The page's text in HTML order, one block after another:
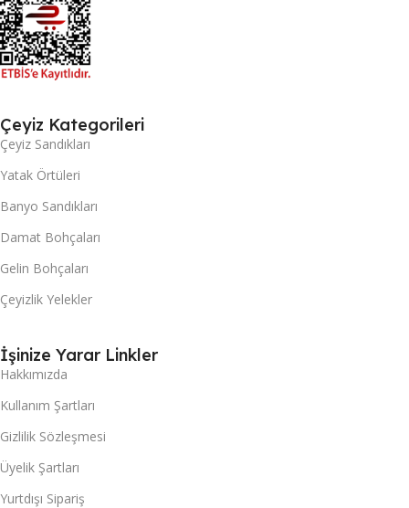
Çeyiz Kategorileri
Çeyiz Sandıkları
Yatak Örtüleri
Banyo Sandıkları
Damat Bohçaları
Gelin Bohçaları
Çeyizlik Yelekler
İşinize Yarar Linkler
Hakkımızda
Kullanım Şartları
Gizlilik Sözleşmesi
Üyelik Şartları
Yurtdışı Sipariş